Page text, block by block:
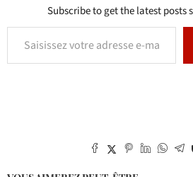
Subscribe to get the latest posts